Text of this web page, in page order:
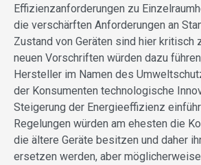
Effizienzanforderungen zu
die verschärften Anforderungen an
Zustand von Geräten sind hier kritisch
neuen Vorschriften würden dazu
Hersteller im Namen des
der Konsumenten technologische
Steigerung der Energieeffizienz
Regelungen würden am ehesten die
die ältere Geräte besitzen und daher
ersetzen werden, aber